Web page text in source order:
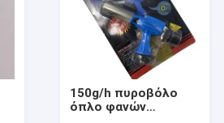
150g/h πυροβόλο
όπλο φανών